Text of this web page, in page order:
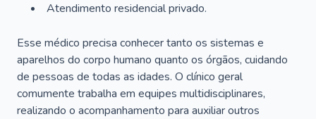
Atendimento residencial privado.
Esse médico precisa conhecer tanto os sistemas e
aparelhos do corpo humano quanto os órgãos, cuidando
de pessoas de todas as idades. O clínico geral
comumente trabalha em equipes multidisciplinares,
realizando o acompanhamento para auxiliar outros